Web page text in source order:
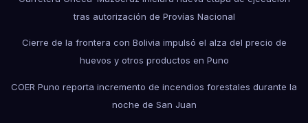
tras autorización de Provías Nacional
Cierre de la frontera con Bolivia impulsó el alza del precio de
huevos y otros productos en Puno
COER Puno reporta incremento de incendios forestales durante la
noche de San Juan